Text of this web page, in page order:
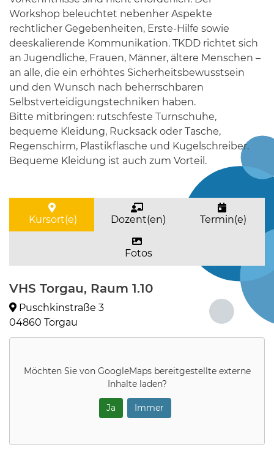
Workshop beleuchtet nebenher Aspekte
rechtlicher Gegebenheiten, Erste-Hilfe sowie
deeskalierende Kommunikation. TKDD richtet sich
an Jugendliche, Frauen, Männer, ältere Menschen –
an alle, die ein erhöhtes Sicherheitsbewusstsein
und den Wunsch nach beherrschbaren
Selbstverteidigungstechniken haben.
Bitte mitbringen: rutschfeste Turnschuhe,
bequeme Kleidung, Rucksack oder Tasche,
Regenschirm, Plastikflasche und Kugelschreiber.
Bequeme Kleidung ist auch zum Vorteil.
Kursort(e) Dozent(en) Termin(e)
Fotos
VHS Torgau, Raum 1.10
Puschkinstraße 3
04860 Torgau
Möchten Sie von GoogleMapsbereitgestellte externe
Inhalte laden?
Ja Immer